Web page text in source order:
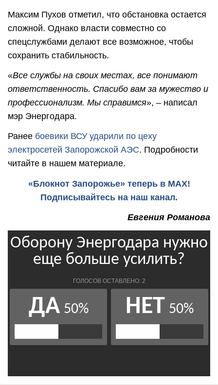
Максим Пухов отметил, что обстановка остается
сложной. Однако власти совместно со
спецслужбами делают все возможное, чтобы
сохранить стабильность.
«Все службы на своих местах, все понимают
ответственность. Спасибо вам за мужество и
профессионализм. Мы справимся», – написал
мэр Энергодара.
Ранее боевики ВСУ ударили по цеху
электросетей Запорожской АЭС. Подробности
читайте в нашем материале.
«Блокнот Запорожье» теперь в MAX!
Подписывайтесь на наш канал.
Евгения Романова